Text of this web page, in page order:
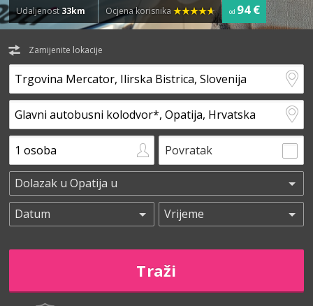
Udaljenost 33km Ocjena korisnika od 94 €
Zamijenite lokacije
Povratak